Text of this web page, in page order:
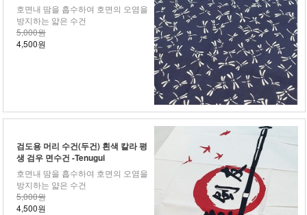
호면내 땀을 흡수하여 호면의 오염을
방지하는 얇은 수건
5,000원
4,500원
검도용 머리 수건(두건) 흰색 칼라 평
생 검우 면수건 -Tenugui
호면내 땀을 흡수하여 호면의 오염을
방지하는 얇은 수건
5,000원
4,500원